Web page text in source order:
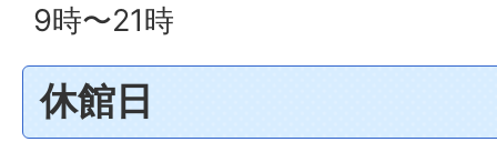
9時〜21時
休館日